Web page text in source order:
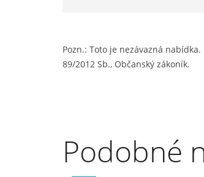
Pozn.: Toto je nezávazná
89/2012 Sb., Občanský zákoník.
Podobné